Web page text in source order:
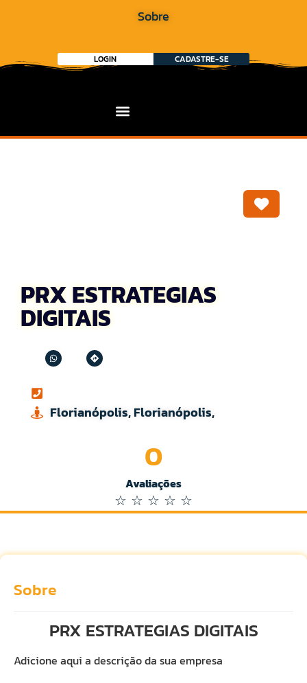
Sobre
LOGIN CADASTRE-SE
PRX ESTRATEGIAS
DIGITAIS
Florianópolis, Florianópolis,
Avaliações
0
☆ ☆ ☆ ☆ ☆
Sobre
PRX ESTRATEGIAS DIGITAIS
Adicione aqui a descrição da sua empresa